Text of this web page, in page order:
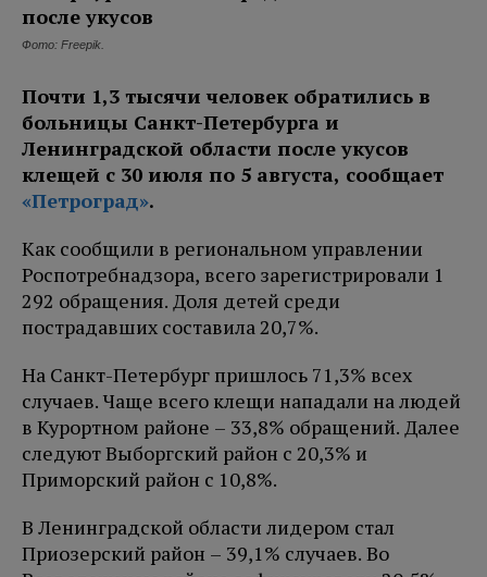
Фото: Freepik.
Почти 1,3 тысячи человек обратились в
больницы Санкт-Петербурга и
Ленинградской области после укусов
клещей с 30 июля по 5 августа, сообщает
«Петроград».
Как сообщили в региональном управлении
Роспотребнадзора, всего зарегистрировали 1
292 обращения. Доля детей среди
пострадавших составила 20,7%.
На Санкт-Петербург пришлось 71,3% всех
случаев. Чаще всего клещи нападали на людей
в Курортном районе – 33,8% обращений. Далее
следуют Выборгский район с 20,3% и
Приморский район с 10,8%.
В Ленинградской области лидером стал
Приозерский район – 39,1% случаев. Во